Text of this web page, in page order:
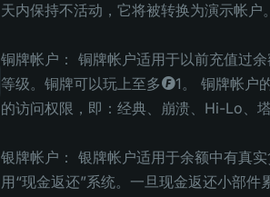
天内保持不活动，它将被转换为演示帐户
铜牌帐户： 铜牌帐户适用于以前充值过
等级。铜牌可以玩上至多◎1。 铜牌帐户
的访问权限，即：经典、崩溃、Hi-Lo、
银牌帐户： 银牌帐户适用于余额中有真
用“现金返还”系统。一旦现金返还小部